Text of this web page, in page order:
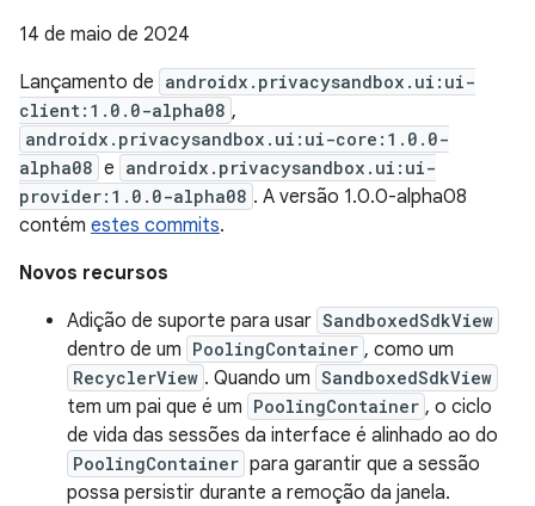
14 de maio de 2024
Lançamento de androidx.privacysandbox.ui:ui-
client:1.0.0-alpha08 ,
androidx.privacysandbox.ui:ui-core:1.0.0-
alpha08 e androidx.privacysandbox.ui:ui-
provider:1.0.0-alpha08 . A versão 1.0.0-alpha08
contém estes commits.
Novos recursos
Adição de suporte para usar SandboxedSdkView
dentro de um PoolingContainer , como um
RecyclerView . Quando um SandboxedSdkView
tem um pai que é um PoolingContainer , o ciclo
de vida das sessões da interface é alinhado ao do
PoolingContainer para garantir que a sessão
possa persistir durante a remoção da janela.